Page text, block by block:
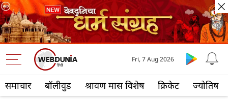
समाचार बॉलीवुड श्रावण मास विशेष क्रिकेट ज्योतिष
Fri, 7 Aug 2026